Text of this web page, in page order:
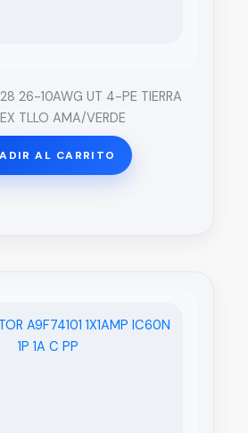
26-10AWG UT 4-PE TIERRA
TLLO AMA/VERDE
AL CARRITO